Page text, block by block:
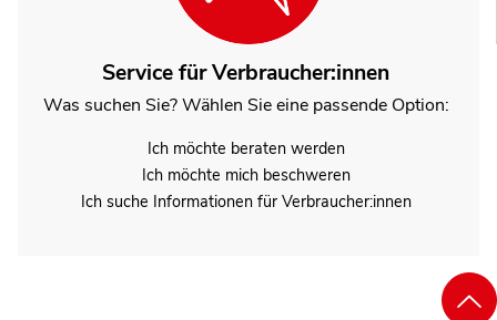
Service für Verbraucher:innen
Was suchen Sie? Wählen Sie eine passende Option:
Ich möchte beraten werden
Ich möchte mich beschweren
Ich suche Informationen für Verbraucher:innen